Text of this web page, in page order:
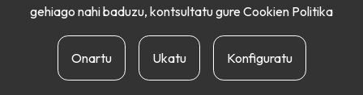
gehiago nahi baduzu, kontsultatu gure Cookien Politika
Onartu Ukatu Konfiguratu